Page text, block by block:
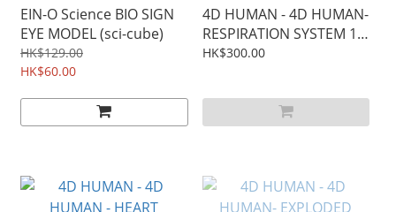
EIN-O Science BIO SIGN
EYE MODEL (sci-cube)
HK$129.00
HK$60.00
4D HUMAN - 4D HUMAN-
RESPIRATION SYSTEM 1 :
3 MODEL
HK$300.00